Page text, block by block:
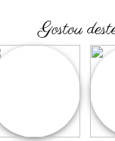
Gostou